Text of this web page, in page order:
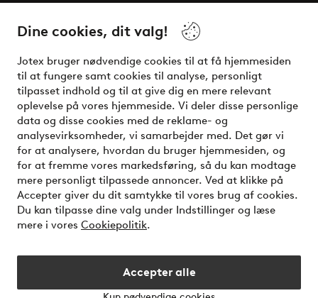
Dine cookies, dit valg!
Jotex bruger nødvendige cookies til at få hjemmesiden
til at fungere samt cookies til analyse, personligt
tilpasset indhold og til at give dig en mere relevant
oplevelse på vores hjemmeside. Vi deler disse personlige
data og disse cookies med de reklame- og
analysevirksomheder, vi samarbejder med. Det gør vi
for at analysere, hvordan du bruger hjemmesiden, og
for at fremme vores markedsføring, så du kan modtage
mere personligt tilpassede annoncer. Ved at klikke på
Accepter giver du dit samtykke til vores brug af cookies.
Du kan tilpasse dine valg under Indstillinger og læse
mere i vores Cookiepolitik.
Accepter alle
Vilkår
Venner
Sikre betalinger - betal nu eller del op
Vil du vide mere om vores betalingsmuligheder?
elpy